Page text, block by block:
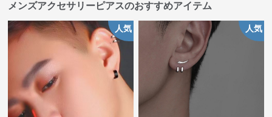
メンズアクセサリーピアスのおすすめアイテム
人気 人気